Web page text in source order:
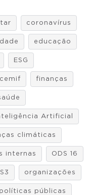
coronavírus
educação
ESG
finanças
Artificial
climáticas
internas ODS 16
organizações
políticas públicas